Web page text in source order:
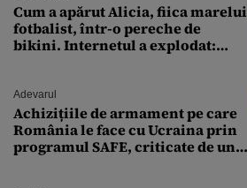
Cum a apărut Alicia, fiica marelui
fotbalist, într-o pereche de
bikini. Internetul a explodat:
Adevarul
Achizițiile de armament pe care
România le face cu Ucraina prin
programul SAFE, criticate de un